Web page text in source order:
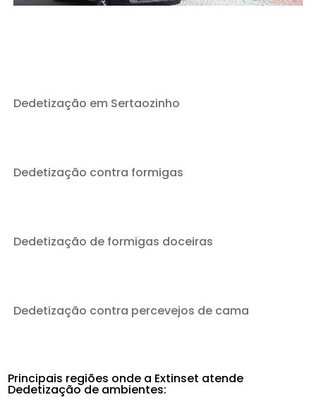
Dedetização em Sertaozinho
Dedetização contra formigas
Dedetização de formigas doceiras
Dedetização contra percevejos de cama
Principais regiões onde a Extinset atende
Dedetização de ambientes: